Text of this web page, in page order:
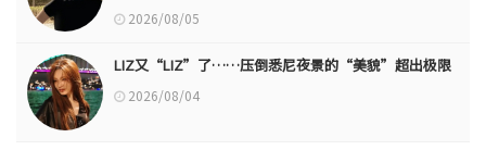
2026/08/05
LIZ又“LIZ”了……压倒悉尼夜景的“美貌”超出极限
2026/08/04